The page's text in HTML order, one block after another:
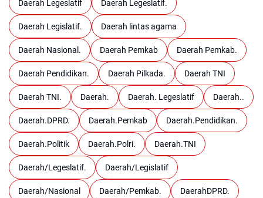
Daerah Legeslatif Daerah Legeslatif.
Daerah Legislatif. Daerah lintas agama
Daerah Nasional. Daerah Pemkab Daerah Pemkab.
Daerah Pendidikan. Daerah Pilkada. Daerah TNI
Daerah TNI. Daerah. Daerah. Legeslatif Daerah..
Daerah.DPRD. Daerah.Pemkab Daerah.Pendidikan.
Daerah.Politik Daerah.Polri. Daerah.TNI
Daerah/Legeslatif. Daerah/Legislatif
Daerah/Nasional Daerah/Pemkab. DaerahDPRD.